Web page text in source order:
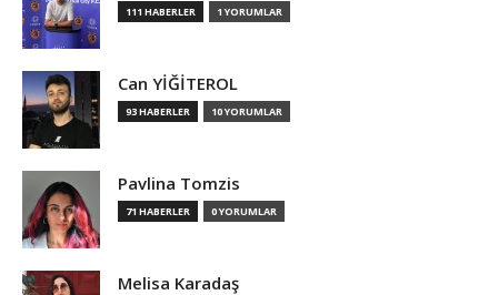
111 HABERLER 1 YORUMLAR
Can YİĞİTEROL
93 HABERLER 10 YORUMLAR
Pavlina Tomzis
71 HABERLER 0 YORUMLAR
Melisa Karadaş